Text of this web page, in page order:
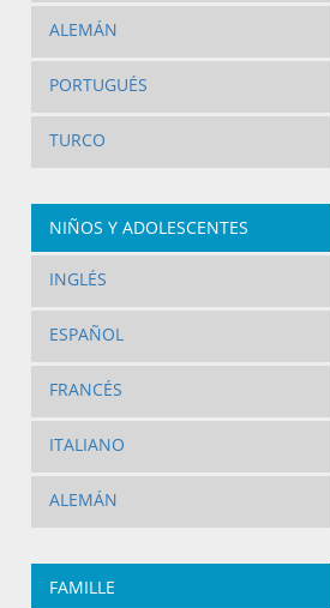
ALEMÁN
PORTUGUÉS
TURCO
NIÑOS Y ADOLESCENTES
INGLÉS
ESPAÑOL
FRANCÉS
ITALIANO
ALEMÁN
FAMILLE